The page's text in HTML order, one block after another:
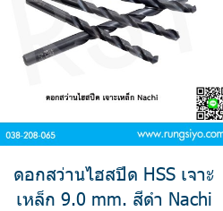
ดอกสว่านไฮสปีด HSS เจาะ
เหล็ก 9.0 mm. สีดำ Nachi